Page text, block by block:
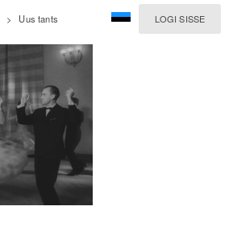
LOGI SISSE
> Uus tants